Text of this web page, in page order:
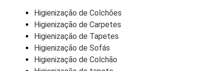
Higienização de Colchões
Higienização de Carpetes
Higienização de Tapetes
Higienização de Sofás
Higienização de Colchão